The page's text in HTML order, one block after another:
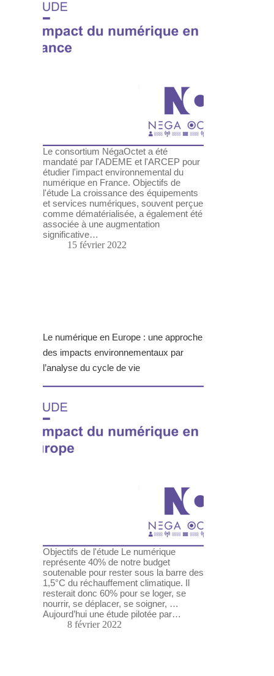
Le consortium NégaOctet a été
mandaté par l'ADEME et l'ARCEP pour
étudier l'impact environnemental du
numérique en France. Objectifs de
l'étude La croissance des équipements
et services numériques, souvent perçue
comme dématérialisée, a également été
associée à une augmentation
significative…
15 février 2022
Le numérique en Europe : une approche
des impacts environnementaux par
l’analyse du cycle de vie
Objectifs de l'étude Le numérique
représente 40% de notre budget
soutenable pour rester sous la barre des
1,5°C du réchauffement climatique. Il
resterait donc 60% pour se loger, se
nourrir, se déplacer, se soigner, …
Aujourd’hui une étude pilotée par…
8 février 2022